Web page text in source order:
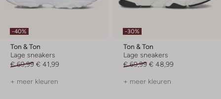
-40%
Ton & Ton
Lage sneakers
€ 69,99 € 41,99
+ meer kleuren
-30%
Ton & Ton
Lage sneakers
€ 69,99 € 48,99
+ meer kleuren